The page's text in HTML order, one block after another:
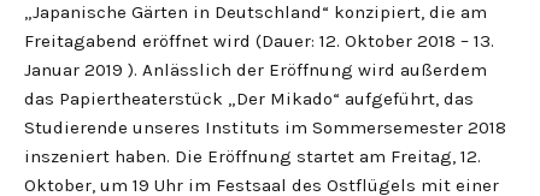
„Japanische Gärten in Deutschland“ konzipiert, die am
Freitagabend eröffnet wird (Dauer: 12. Oktober 2018 – 13.
Januar 2019 ). Anlässlich der Eröffnung wird außerdem
das Papiertheaterstück „Der Mikado“ aufgeführt, das
Studierende unseres Instituts im Sommersemester 2018
inszeniert haben. Die Eröffnung startet am Freitag, 12.
Oktober, um 19 Uhr im Festsaal des Ostflügels mit einer